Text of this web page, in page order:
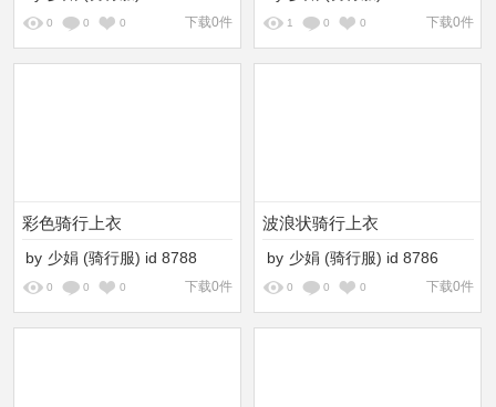
0 0 0 下载0件 1 0 0 下载0件
彩色骑行上衣
by 少娟 (骑行服) id 8788
0 0 0 下载0件
波浪状骑行上衣
by 少娟 (骑行服) id 8786
0 0 0 下载0件